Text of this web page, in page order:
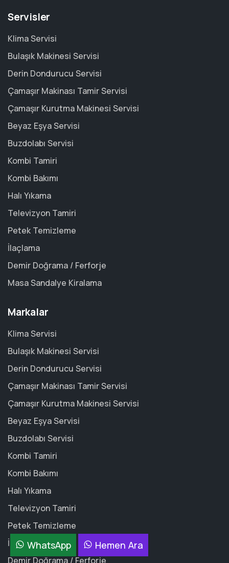
Servisler
Klima Servisi
Bulaşık Makinesi Servisi
Derin Dondurucu Servisi
Çamaşır Makinası Tamir Servisi
Çamaşır Kurutma Makinesi Servisi
Beyaz Eşya Servisi
Buzdolabı Servisi
Kombi Tamiri
Kombi Bakımı
Halı Yıkama
Televizyon Tamiri
Petek Temizleme
İlaçlama
Demir Doğrama / Ferforje
Masa Sandalye Kiralama
Markalar
Klima Servisi
Bulaşık Makinesi Servisi
Derin Dondurucu Servisi
Çamaşır Makinası Tamir Servisi
Çamaşır Kurutma Makinesi Servisi
Beyaz Eşya Servisi
Buzdolabı Servisi
Kombi Tamiri
Kombi Bakımı
Halı Yıkama
Televizyon Tamiri
Petek Temizleme
İlaçlama
Demir Doğrama / Ferforje
WhatsApp Hemen Ara